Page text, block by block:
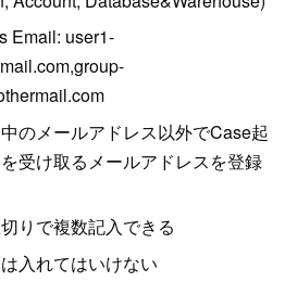
Email: user1-
のメールアドレス以外でCase起
受け取るメールアドレスを登録
りで複数記入できる
入れてはいけない